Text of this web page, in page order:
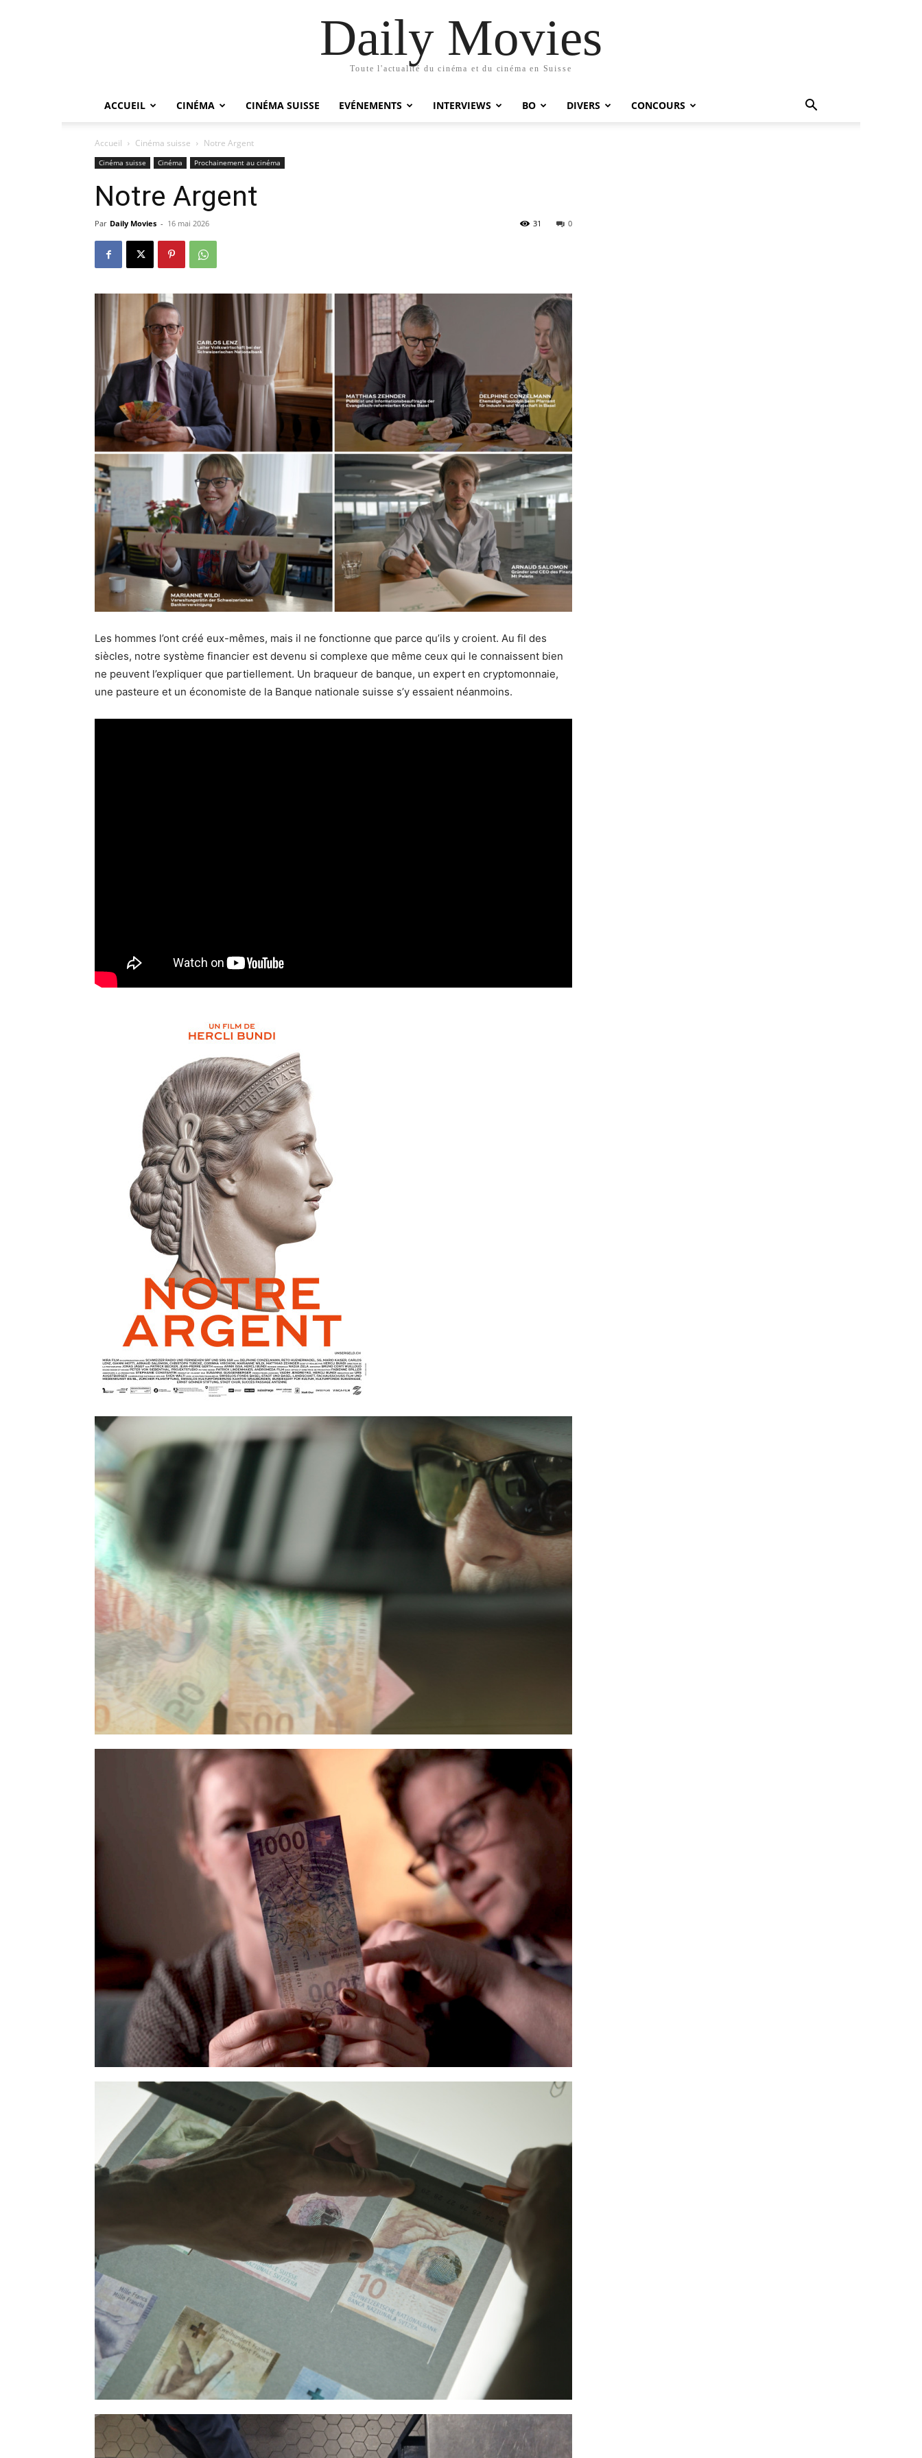
Daily Movies
Toute l'actualité du cinéma et du cinéma en Suisse
ACCUEIL CINÉMA CINÉMA SUISSE EVÉNEMENTS INTERVIEWS BO DIVERS CONCOURS
Accueil Cinéma suisse Notre Argent
Cinéma suisse Cinéma Prochainement au cinéma
Notre Argent
Par Daily Movies - 16 mai 2026 0
31
Les hommes l’ont créé eux-mêmes, mais il ne fonc­tionne que parce qu’ils y croient. Au fil des
siècles, notre système finan­cier est devenu si complexe que même ceux qui le connaissent bien
ne peuvent l’expliquer que partiel­le­ment. Un braqueur de banque, un expert en cryp­to­mon­naie,
une pasteure et un écono­miste de la Banque natio­nale suisse s’y essaient néanmoins.